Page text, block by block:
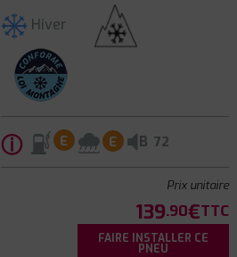
Hiver
ⓘ E E B 72
Prix unitaire
139.90€TTC
FAIRE INSTALLER CE
PNEU